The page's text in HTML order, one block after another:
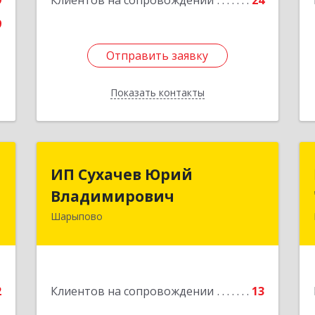
Отправить заявку
Показать контакты
Отправить заявку
Назад
ИП Сухачев Юрий
Владимирович
Шарыпово
Клиентов на сопровождении 13
ИП Сухачев Юрий
Владимирович
Подробнее